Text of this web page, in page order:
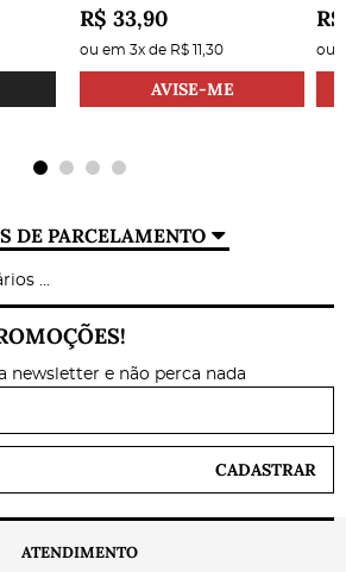
R$ 33,90
ou em 3x de R$ 11,30
AVISE-ME
ou
DE PARCELAMENTO
...
newsletter e não perca nada
CADASTRAR
ATENDIMENTO